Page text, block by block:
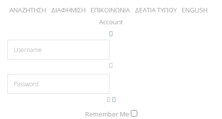
ΑΝΑΖΗΤΗΣΗ ΔΙΑΦΗΜΙΣΗ ΕΠΙΚΟΙΝΩΝΙΑ ΔΕΛΤΙΑ ΤΥΠΟΥ
ENGLISH
Account
Remember Me